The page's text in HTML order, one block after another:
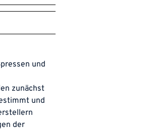
und
zunächst
und
der